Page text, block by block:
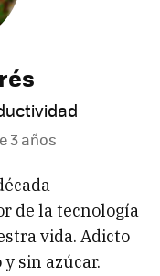
3 años
de la tecnología
vida. Adicto
sin azúcar.